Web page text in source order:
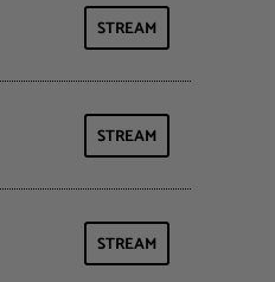
STREAM
STREAM
STREAM